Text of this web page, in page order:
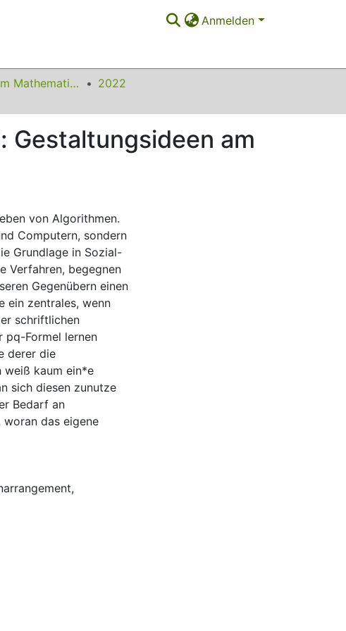
Anmelden
Beiträge zum Mathematikunterricht
2022
Gestaltungsideen am
von Algorithmen.
Computern, sondern
Grundlage in Sozial-
Verfahren, begegnen
Gegenübern einen
ein zentrales, wenn
schriftlichen
pq-Formel lernen
derer die
weiß kaum ein*e
sich diesen zunutze
Bedarf an
das eigene
,